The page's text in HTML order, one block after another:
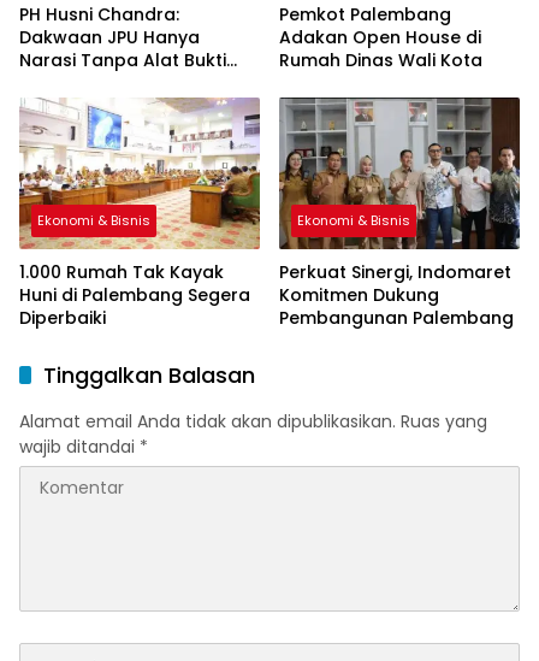
PH Husni Chandra:
Dakwaan JPU Hanya
Narasi Tanpa Alat Bukti
Pemkot Palembang
Adakan Open House di
Rumah Dinas Wali Kota
Ekonomi & Bisnis
1.000 Rumah Tak Kayak
Huni di Palembang Segera
Diperbaiki
Ekonomi & Bisnis
Perkuat Sinergi, Indomaret
Komitmen Dukung
Pembangunan Palembang
Tinggalkan Balasan
Alamat email Anda tidak akan dipublikasikan. Ruas yang
wajib ditandai *